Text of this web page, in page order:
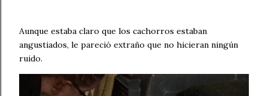
Aunque estaba claro que los cachorros estaban
angustiados, le pareció extraño que no hicieran ningún
ruido.